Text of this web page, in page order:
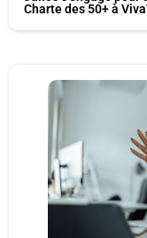
Charte des 50+ à